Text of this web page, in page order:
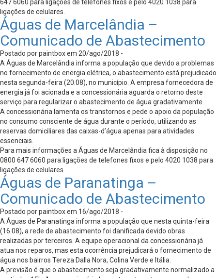
647 6060 para ligações de telefones fixos e pelo 4020 1038 para
ligações de celulares.
Águas de Marcelândia –
Comunicado de Abastecimento
Postado por paintbox em 20/ago/2018 -
A Águas de Marcelândia informa a população que devido a problemas
no fornecimento de energia elétrica, o abastecimento está prejudicado
nesta segunda-feira (20.08), no município. A empresa fornecedora de
energia já foi acionada e a concessionária aguarda o retorno deste
serviço para regularizar o abastecimento de água gradativamente.
A concessionária lamenta os transtornos e pede o apoio da população
no consumo consciente de água durante o período, utilizando as
reservas domiciliares das caixas-d’água apenas para atividades
essenciais.
Para mais informações a Águas de Marcelândia fica à disposição no
0800 647 6060 para ligações de telefones fixos e pelo 4020 1038 para
ligações de celulares.
Águas de Paranatinga –
Comunicado de Abastecimento
Postado por paintbox em 16/ago/2018 -
A Águas de Paranatinga informa a população que nesta quinta-feira
(16.08), a rede de abastecimento foi danificada devido obras
realizadas por terceiros. A equipe operacional da concessionária já
atua nos reparos, mas esta ocorrência prejudicará o fornecimento de
água nos bairros Tereza Dalla Nora, Colina Verde e Itália.
A previsão é que o abastecimento seja gradativamente normalizado a